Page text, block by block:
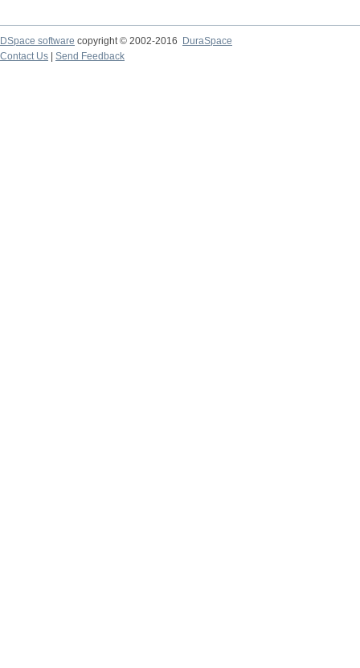
DSpace software copyright © 2002-2016
DuraSpace
Contact Us
Send Feedback